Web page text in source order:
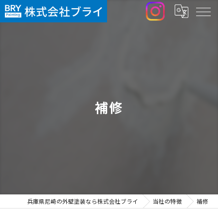
補修
兵庫県尼崎の外壁塗装なら株式会社ブライ 当社の特徴 補修